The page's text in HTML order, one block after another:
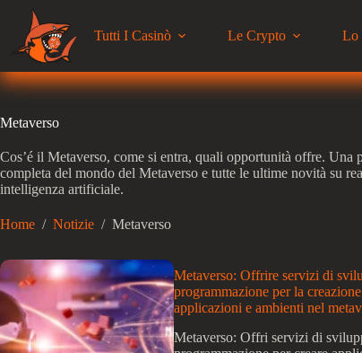
contenuto
Tutti I Casinò Le Crypto Lo
Metaverso
Cos’é il Metaverso, come si entra, quali opportunità offre. Una
completa del mondo del Metaverso e tutte le ultime novità su
intelligenza artificiale.
Home / Notizie / Metaverso
Metaverso: Offrire servizi di
programmazione per la
applicazioni e ambienti nel
Metaverso: Offri servizi di